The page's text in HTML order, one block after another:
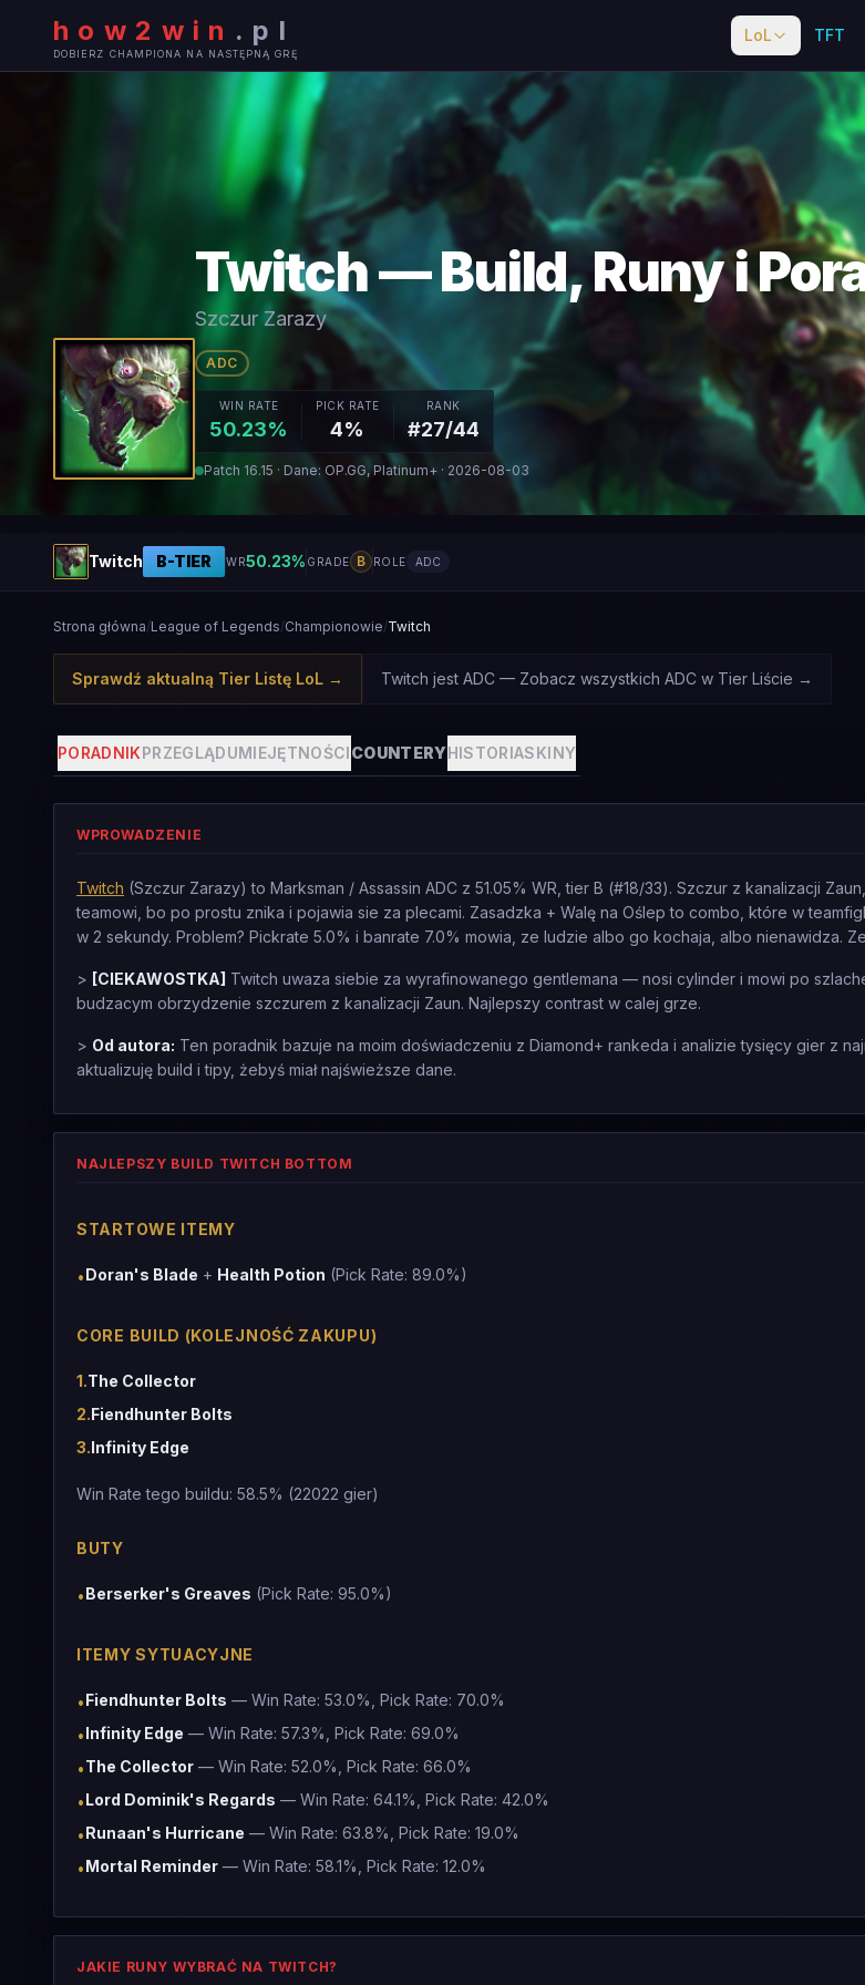
how2win . pl
DOBIERZ CHAMPIONA NA NASTĘPNĄ GRĘ
LoL TFT
Twitch — Build, Runy i
Szczur Zarazy
ADC
WIN RATE
50.23%
PICK RATE
4%
RANK
#27/44
Patch 16.15 · Dane: OP.GG, Platinum+ · 2026-08-03
Twitch B-TIER WR50.23% GRADE B ROLE ADC
Strona główna/League of Legends/Championowie/Twitch
Sprawdź aktualną Tier Listę LoL → Twitch jest ADC — Zobacz wszystkich ADC w Tier Liście →
PORADNIKPRZEGLĄDUMIEJĘTNOŚCICOUNTERYHISTORIASKINY
WPROWADZENIE
Twitch (Szczur Zarazy) to Marksman / Assassin ADC z 51.05% WR, tier B (#18/33). Szczur z kanalizacji
teamowi, bo po prostu znika i pojawia sie za plecami. Zasadzka + Walę na Oślep to combo, które w
w 2 sekundy. Problem? Pickrate 5.0% i banrate 7.0% mowia, ze ludzie albo go kochaja, albo nienawidza.
> [CIEKAWOSTKA] Twitch uwaza siebie za wyrafinowanego gentlemana — nosi cylinder i mowi po
budzacym obrzydzenie szczurem z kanalizacji Zaun. Najlepszy contrast w calej grze.
> Od autora: Ten poradnik bazuje na moim doświadczeniu z Diamond+ rankeda i analizie tysięcy gier z
aktualizuję build i tipy, żebyś miał najświeższe dane.
NAJLEPSZY BUILD TWITCH BOTTOM
STARTOWE ITEMY
•Doran's Blade + Health Potion (Pick Rate: 89.0%)
CORE BUILD (KOLEJNOŚĆ ZAKUPU)
1.The Collector
2.Fiendhunter Bolts
3.Infinity Edge
Win Rate tego buildu: 58.5% (22022 gier)
BUTY
•Berserker's Greaves (Pick Rate: 95.0%)
ITEMY SYTUACYJNE
•Fiendhunter Bolts — Win Rate: 53.0%, Pick Rate: 70.0%
•Infinity Edge — Win Rate: 57.3%, Pick Rate: 69.0%
•The Collector — Win Rate: 52.0%, Pick Rate: 66.0%
•Lord Dominik's Regards — Win Rate: 64.1%, Pick Rate: 42.0%
•Runaan's Hurricane — Win Rate: 63.8%, Pick Rate: 19.0%
•Mortal Reminder — Win Rate: 58.1%, Pick Rate: 12.0%
JAKIE RUNY WYBRAĆ NA TWITCH?